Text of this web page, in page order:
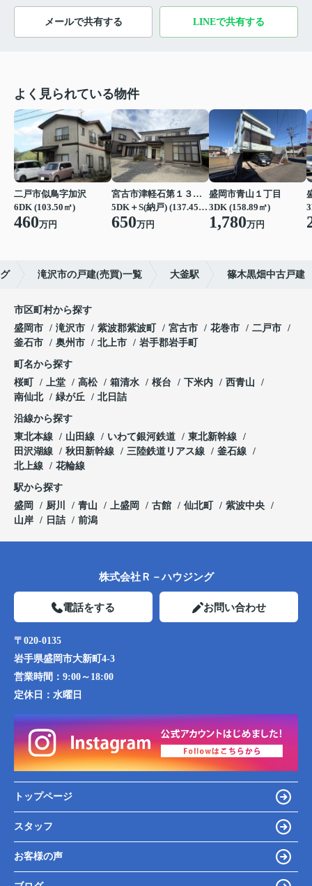
メールで共有する LINEで共有する
よく見られている物件
二戸市似鳥字加沢
6DK (103.50㎡)
460万円
宮古市津軽石第１３地割
5DK＋S(納戸) (137.45㎡)
650万円
盛岡市青山１丁目
3DK (158.89㎡)
1,780万円
滝沢市の戸建(売買)一覧 大釜駅 篠木黒畑中古戸建
市区町村から探す
盛岡市
滝沢市 紫波郡紫波町 宮古市 花巻市
二戸市
釜石市
奥州市 北上市 岩手郡岩手町
町名から探す
桜町
上堂 高松 箱清水 桜台 下米内
西青山
南仙北
緑が丘 北日詰
沿線から探す
東北本線
山田線 いわて銀河鉄道
東北新幹線
田沢湖線
秋田新幹線 三陸鉄道リアス線
釜石線
北上線
花輪線
駅から探す
盛岡
厨川 青山 上盛岡 古館 仙北町
紫波中央
山岸
日詰 前潟
株式会社Ｒ－ハウジング
電話をする お問い合わせ
〒020-0135
岩手県盛岡市大新町4-3
営業時間： 9:00～18:00
定休日： 水曜日
トップページ
スタッフ
お客様の声